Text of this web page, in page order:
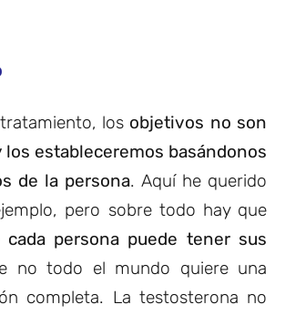
los objetivos no son
los estableceremos basándonos
de la persona. Aquí he querido
pero sobre todo hay que
cada persona puede tener sus
no todo el mundo quiere una
completa. La testosterona no